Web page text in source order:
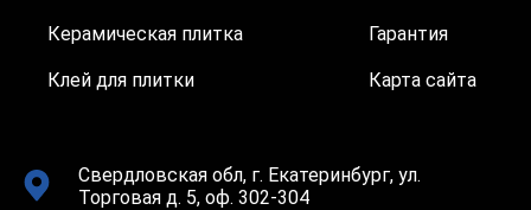
Керамическая плитка
Клей для плитки
Гарантия
Карта сайта
Свердловская обл, г. Екатеринбург, ул.
Торговая д. 5, оф. 302-304